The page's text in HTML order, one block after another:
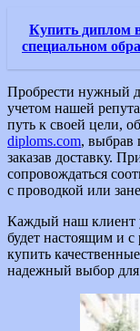
Купить диплом
специальном
Пробрести нужный
учетом нашей
путь к своей цели,
diploms.com, выбрав
заказав доставку.
сопровождаться
с проводкой или
Каждый наш клиент
будет настоящим и с
купить
надежный выбор для